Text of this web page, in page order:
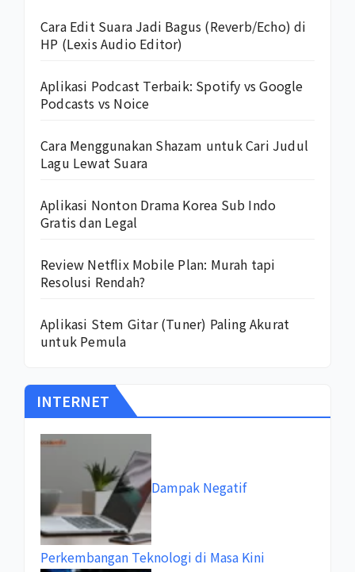
Cara Edit Suara Jadi Bagus (Reverb/Echo) di
HP (Lexis Audio Editor)
Aplikasi Podcast Terbaik: Spotify vs Google
Podcasts vs Noice
Cara Menggunakan Shazam untuk Cari Judul
Lagu Lewat Suara
Aplikasi Nonton Drama Korea Sub Indo
Gratis dan Legal
Review Netflix Mobile Plan: Murah tapi
Resolusi Rendah?
Aplikasi Stem Gitar (Tuner) Paling Akurat
untuk Pemula
INTERNET
Dampak Negatif
Perkembangan Teknologi di Masa Kini